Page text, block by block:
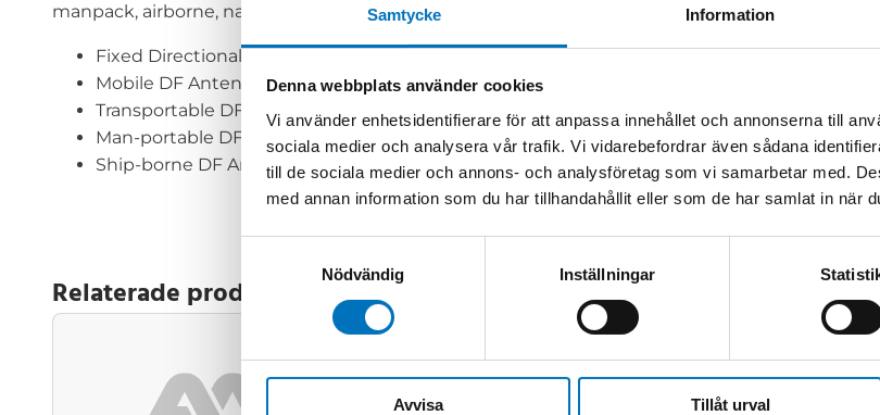
Samtycke Information
Denna webbplats använder cookies
Vi använder enhetsidentifierare för att anpassa innehållet och annonserna till
sociala medier och analysera vår trafik. Vi vidarebefordrar även sådana
till de sociala medier och annons- och analysföretag som vi samarbetar med.
med annan information som du har tillhandahållit eller som de har samlat in när
Nödvändig
Inställningar
Avvisa Tillåt urval
manpack, airborne, naval, and submarine antennas. Antennas ranges från 9 MHz up to 9 GHz.
Fixed Directional Finding Antennas
Mobile DF Antennas
Transportable DF Antennas
Man-portable DF Antennas
Ship-borne DF Antennas
Relaterade produkter